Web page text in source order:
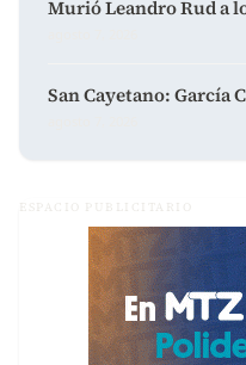
Murió Leandro Rud a
San Cayetano: García
ESPACIO PUBLICITARIO